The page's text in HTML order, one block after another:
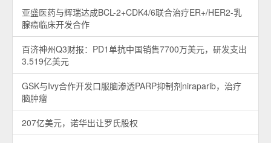
亚盛医药与辉瑞达成BCL-2+CDK4/6联合治疗ER+/HER2-乳
腺癌临床开发合作
百济神州Q3财报：PD1单抗中国销售7700万美元，研发支出
3.519亿美元
GSK与Ivy合作开发口服脑渗透PARP抑制剂niraparib，治疗
脑肿瘤
207亿美元，诺华出让罗氏股权